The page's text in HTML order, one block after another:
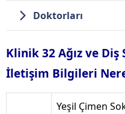
Doktorları
Klinik 32 Ağız ve Diş
İletişim Bilgileri
Yeşil Çimen